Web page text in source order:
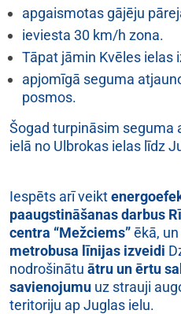
apgaismotas gājēju
ieviesta 30 km/h zona.
Tāpat jāmin Kvēles ielas
apjomīgā seguma
posmos.
Šogad turpināsim seguma
ielā no Ulbrokas ielas līdz
Iespēts arī veikt
paaugstināšanas darbus
centra “Mežciems”ēkā,
metrobusa līnijas izveidi
nodrošinātu ātru un ērtu
savienojumu uz strauji
teritoriju ap Juglas ielu.